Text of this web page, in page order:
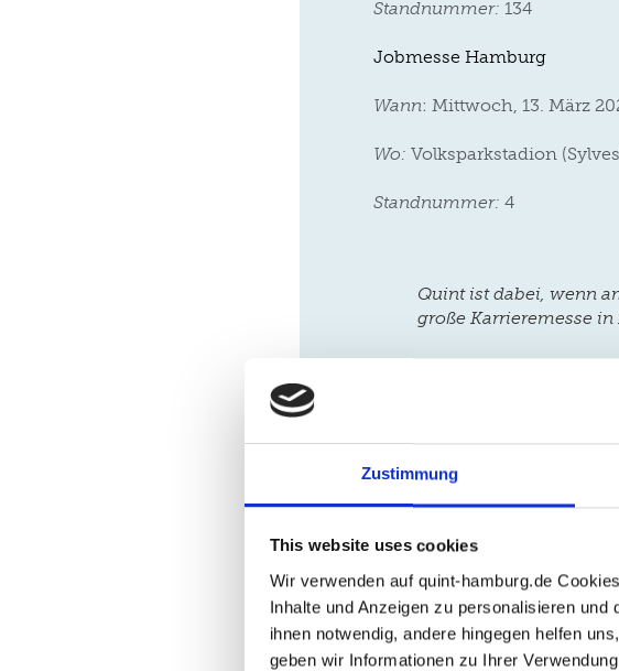
Zustimmung
This website uses cookies
Wir verwenden auf quint-hamburg.de
Inhalte und Anzeigen zu personalisieren
ihnen notwendig, andere hingegen helfen
geben wir Informationen zu Ihrer
Standnummer: 134
Jobmesse Hamburg
Wann: Mittwoch, 13. März
Wo: Volksparkstadion
Standnummer: 4
Quint ist dabei, wenn
große Karrieremesse
Hamburg
36 Antworten
jjwin4login sagt:
Needed to access